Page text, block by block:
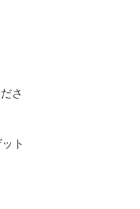
さ
ト